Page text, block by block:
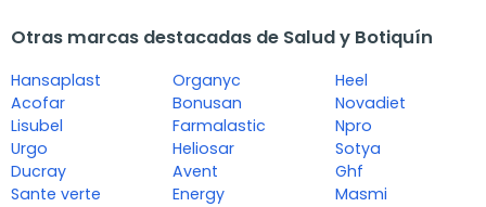
Otras marcas destacadas de Salud y Botiquín
Hansaplast
Acofar
Lisubel
Urgo
Ducray
Sante verte
Organyc
Bonusan
Farmalastic
Heliosar
Avent
Energy
Heel
Novadiet
Npro
Sotya
Ghf
Masmi